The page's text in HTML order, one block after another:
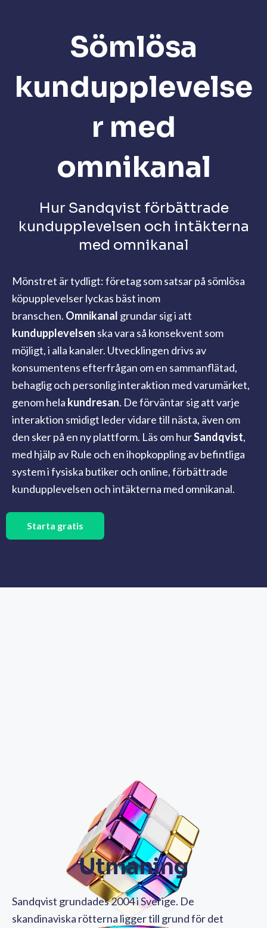
Sömlösa
kundupplevelse
r med
omnikanal
Hur Sandqvist förbättrade
kundupplevelsen och intäkterna
med omnikanal
Mönstret är tydligt: företag som satsar på sömlösa
köpupplevelser lyckas bäst inom
branschen. Omnikanal grundar sig i att
kundupplevelsen ska vara så konsekvent som
möjligt, i alla kanaler. Utvecklingen drivs av
konsumentens efterfrågan om en sammanflätad,
behaglig och personlig interaktion med varumärket,
genom hela kundresan. De förväntar sig att varje
interaktion smidigt leder vidare till nästa, även om
den sker på en ny plattform. Läs om hurSandqvist,
med hjälp av Rule och en ihopkoppling av befintliga
system i fysiska butiker och online,förbättrade
kundupplevelsen och intäkterna med omnikanal.
Starta gratis
Utmaning
Sandqvist grundades 2004 i Sverige. De
skandinaviska rötterna ligger till grund för det